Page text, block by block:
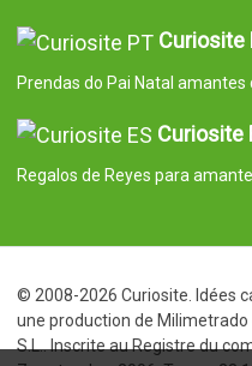
Curiosite
Prendas do Pai Natal amantes
Curiosite
Regalos de Reyes para
© 2008-2026 Curiosite. Idées
une production de
S.L.. Inscrite au Registre du